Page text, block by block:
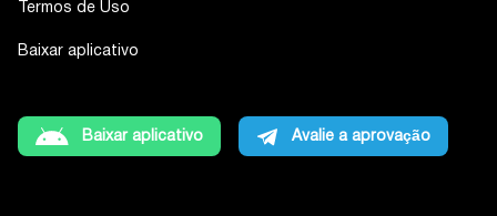
Termos de Uso
Baixar aplicativo
Baixar aplicativo Avalie a aprovação